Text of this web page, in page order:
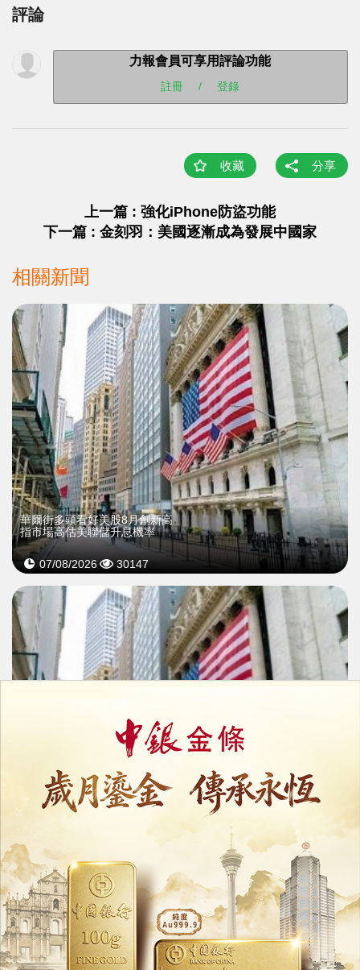
評論
力報會員可享用評論功能
註冊 / 登錄
收藏 分享
上一篇 : 強化iPhone防盜功能
下一篇 : 金刻羽：美國逐漸成為發展中國家
相關新聞
華爾街多頭看好美股8月創新高
指市場高估美聯儲升息機率
07/08/2026 30147
華爾街多頭看好美股8月創新高
指市場高估美聯儲升息機率